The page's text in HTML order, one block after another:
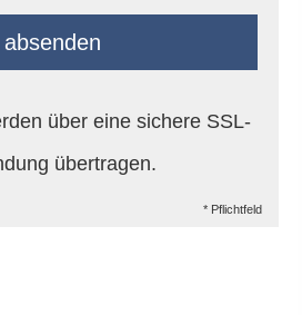
absenden
über eine sichere SSL-
übertragen.
* Pflichtfeld